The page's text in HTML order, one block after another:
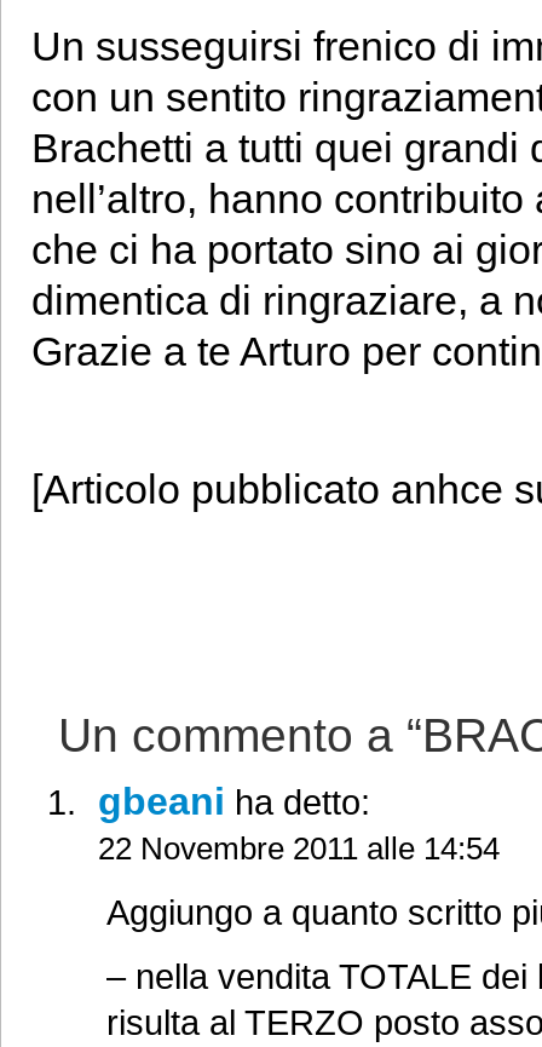
Un susseguirsi frenico di
con un sentito
Brachetti a tutti quei grandi
nell’altro, hanno
che ci ha portato sino ai
dimentica di ringraziare, a
Grazie a te Arturo per
[Articolo pubblicato anhce
Un commento a
gbeani ha detto:
22 Novembre 2011 alle 14:54
Aggiungo a quanto scritto
– nella vendita TOTALE
risulta al TERZO posto